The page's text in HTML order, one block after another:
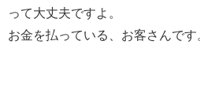
って大丈夫ですよ。
お金を払っている、お客さんです